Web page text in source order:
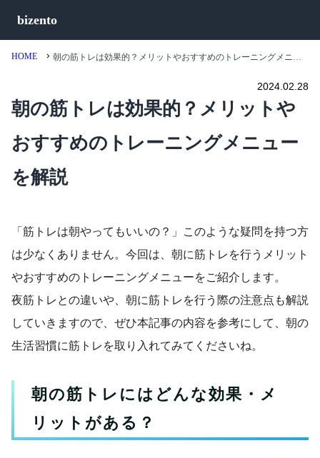
bizento
HOME 朝の筋トレは効果的？メリットやおすすめのトレーニングメニューを解説
2024.02.28
朝の筋トレは効果的？メリットや
おすすめのトレーニングメニュー
を解説
「筋トレは朝やってもいいの？」このような疑問を持つ方
は少なくありません。今回は、朝に筋トレを行うメリット
やおすすめのトレーニングメニューをご紹介します。
夜筋トレとの違いや、朝に筋トレを行う際の注意点も解説
していきますので、ぜひ本記事の内容を参考にして、朝の
生活習慣に筋トレを取り入れてみてくださいね。
朝の筋トレにはどんな効果・メ
リットがある？